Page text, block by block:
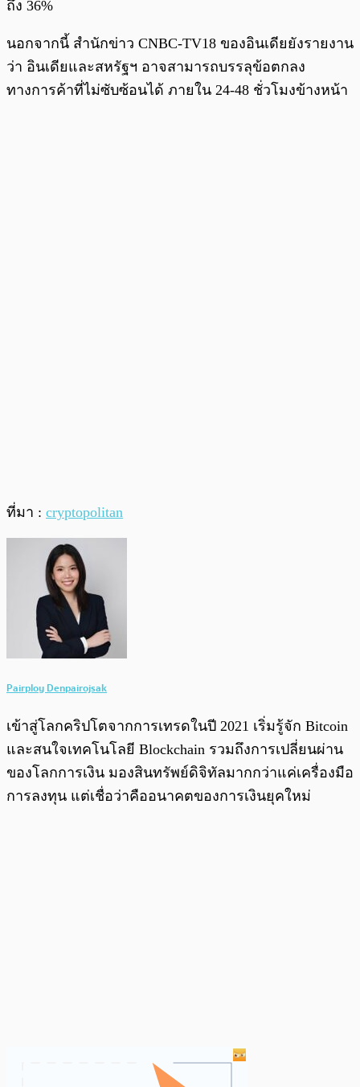
ถึง 36%
นอกจากนี้ สำนักข่าว CNBC-TV18 ของอินเดียยังรายงาน
ว่า อินเดียและสหรัฐฯ อาจสามารถบรรลุข้อตกลง
ทางการค้าที่ไม่ซับซ้อนได้ ภายใน 24-48 ชั่วโมงข้างหน้า
ที่มา : cryptopolitan
Pairploy Denpairojsak
เข้าสู่โลกคริปโตจากการเทรดในปี 2021 เริ่มรู้จัก Bitcoin
และสนใจเทคโนโลยี Blockchain รวมถึงการเปลี่ยนผ่าน
ของโลกการเงิน มองสินทรัพย์ดิจิทัลมากกว่าแค่เครื่องมือ
การลงทุน แต่เชื่อว่าคืออนาคตของการเงินยุคใหม่